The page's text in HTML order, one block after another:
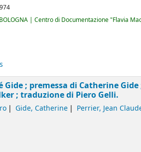
BOLOGNA | Centro di Documentazione "Flavia
Gide ; premessa di Catherine
; traduzione di Piero Gelli.
Gide, Catherine Perrier, Jean